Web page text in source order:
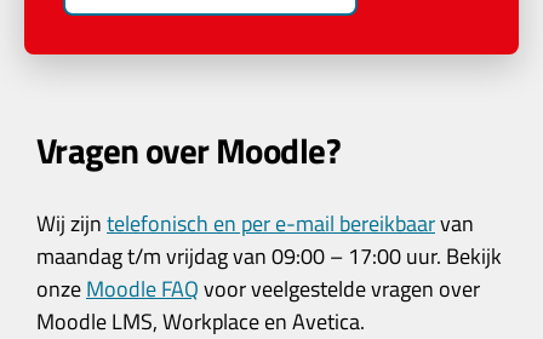
Vragen over Moodle?
Wij zijntelefonisch en per e-mail bereikbaarvan
maandag t/m vrijdag van 09:00 – 17:00 uur. Bekijk
onzeMoodle FAQvoor veelgestelde vragen over
Moodle LMS, Workplace en Avetica.